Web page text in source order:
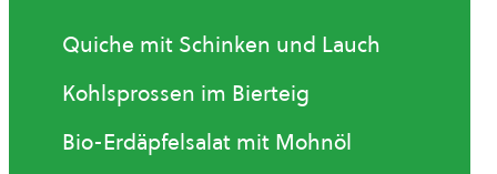
Quiche mit Schinken und Lauch
Kohlsprossen im Bierteig
Bio-Erdäpfelsalat mit Mohnöl